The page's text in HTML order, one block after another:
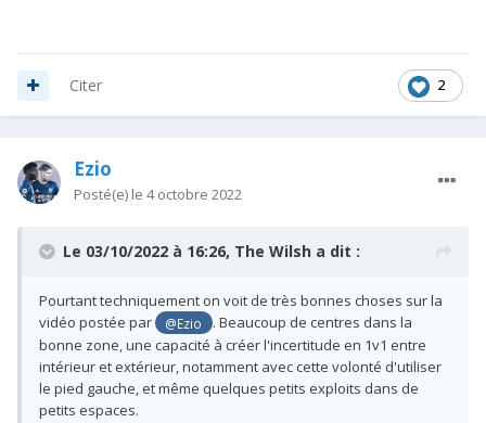
2
Citer
Ezio
Posté(e) le 4 octobre 2022
Le 03/10/2022 à 16:26, The Wilsh a dit :
Pourtant techniquement on voit de très bonnes choses sur la
vidéo postée par
@Ezio
. Beaucoup de centres dans la
bonne zone, une capacité à créer l'incertitude en 1v1 entre
intérieur et extérieur, notamment avec cette volonté d'utiliser
le pied gauche, et même quelques petits exploits dans de
petits espaces.